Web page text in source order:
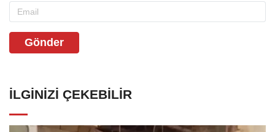
Gönder
İLGINIZI ÇEKEBILIR